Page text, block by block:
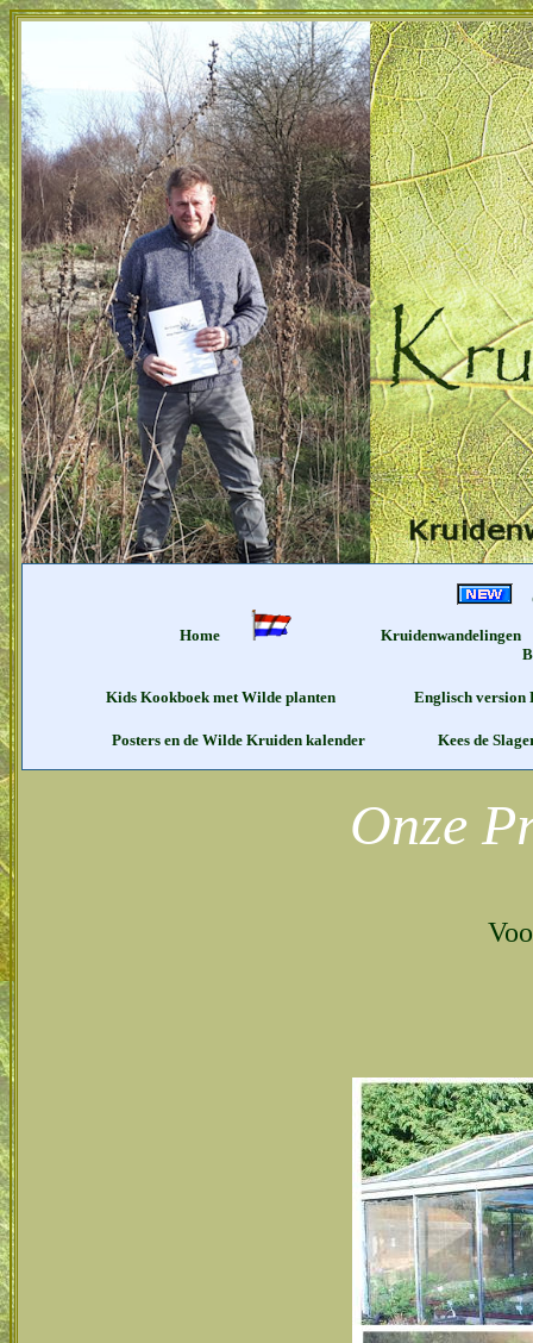
Home
Kruidenwandelingen
Kids Kookboek met Wilde planten Englisch version
Posters en de Wilde Kruiden kalender Kees de
Onze